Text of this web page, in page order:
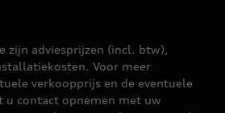
zijn adviesprijzen (incl. btw),
Voor meer
verkoopprijs en de eventuele
contact opnemen met uw